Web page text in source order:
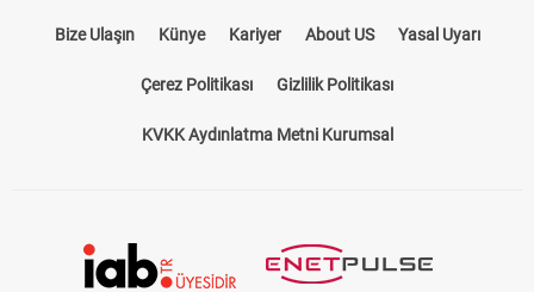
Bize Ulaşın Künye Kariyer About US Yasal Uyarı
Çerez Politikası Gizlilik Politikası
KVKK Aydınlatma Metni Kurumsal